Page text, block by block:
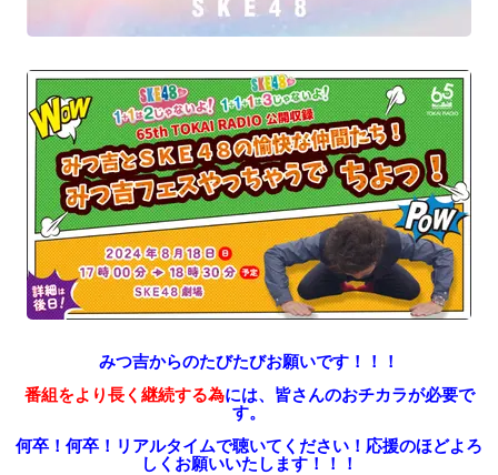
みつ吉からのたびたびお願いです！！！
番組をより長く継続する為には、皆さんのおチカラが必要で
す。
何卒！何卒！リアルタイムで聴いてください！ 応援のほどよろ
しくお願いいたします！！！